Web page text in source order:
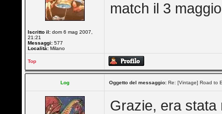
Iscritto il: dom 6 mag 2007,
21:21
Messaggi: 577
Località: Milano
match il 3
Top
Log Oggetto del messaggio: Re: [Vintage] Road to
Grazie, era stata